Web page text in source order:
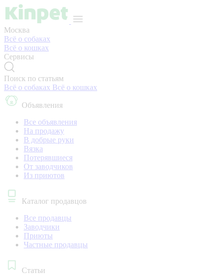
Москва
Всё о собаках
Всё о кошках
Сервисы
Поиск по статьям
Всё о собаках Всё о кошках
Объявления
Все объявления
На продажу
В добрые руки
Вязка
Потерявшиеся
От заводчиков
Из приютов
Каталог продавцов
Все продавцы
Заводчики
Приюты
Частные продавцы
Статьи